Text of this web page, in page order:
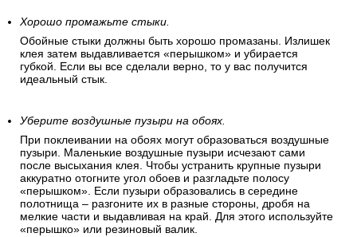
Хорошо промажьте стыки.
Обойные стыки должны быть хорошо промазаны. Излишек
клея затем выдавливается «перышком» и убирается
губкой. Если вы все сделали верно, то у вас получится
идеальный стык.
Уберите воздушные пузыри на обоях.
При поклеивании на обоях могут образоваться воздушные
пузыри. Маленькие воздушные пузыри исчезают сами
после высыхания клея. Чтобы устранить крупные пузыри
аккуратно отогните угол обоев и разгладьте полосу
«перышком». Если пузыри образовались в середине
полотнища – разгоните их в разные стороны, дробя на
мелкие части и выдавливая на край. Для этого используйте
«перышко» или резиновый валик.